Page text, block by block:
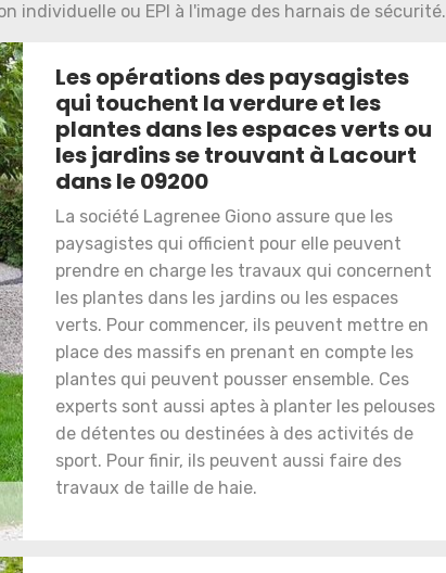
individuelle ou EPI à l'image des harnais de sécurité.
Les opérations des paysagistes
qui touchent la verdure et les
plantes dans les espaces verts ou
les jardins se trouvant à Lacourt
dans le 09200
La société Lagrenee Giono assure que les
paysagistes qui officient pour elle peuvent
prendre en charge les travaux qui concernent
les plantes dans les jardins ou les espaces
verts. Pour commencer, ils peuvent mettre en
place des massifs en prenant en compte les
plantes qui peuvent pousser ensemble. Ces
experts sont aussi aptes à planter les pelouses
de détentes ou destinées à des activités de
sport. Pour finir, ils peuvent aussi faire des
travaux de taille de haie.